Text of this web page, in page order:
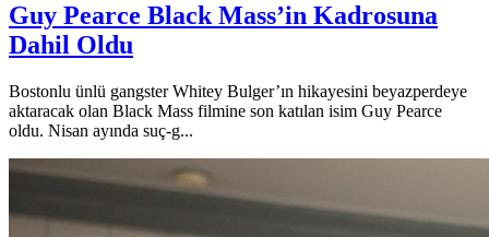
Guy Pearce Black Mass’in Kadrosuna
Dahil Oldu
Bostonlu ünlü gangster Whitey Bulger’ın hikayesini beyazperdeye
aktaracak olan Black Mass filmine son katılan isim Guy Pearce
oldu. Nisan ayında suç-g...